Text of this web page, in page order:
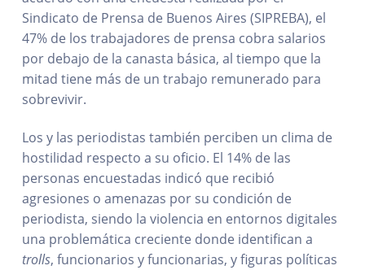
Sindicato de Prensa de Buenos Aires (SIPREBA), el
47% de los trabajadores de prensa cobra salarios
por debajo de la canasta básica, al tiempo que la
mitad tiene más de un trabajo remunerado para
sobrevivir.
Los y las periodistas también perciben un clima de
hostilidad respecto a su oficio. El 14% de las
personas encuestadas indicó que recibió
agresiones o amenazas por su condición de
periodista, siendo la violencia en entornos digitales
una problemática creciente donde identifican a
trolls, funcionarios y funcionarias, y figuras políticas